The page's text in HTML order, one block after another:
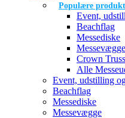
Populære
Event,
Beachflag
Messediske
Messevægge
Crown
Alle
Event, udstilling
Beachflag
Messediske
Messevægge